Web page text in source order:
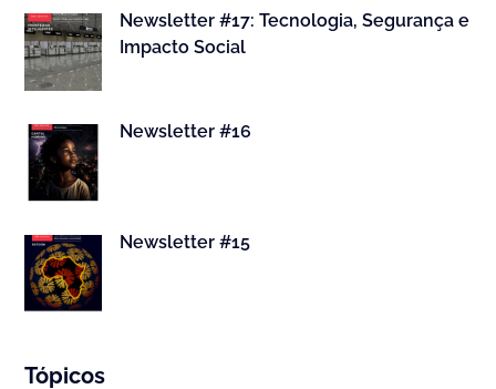
Newsletter #17: Tecnologia, Segurança e
Impacto Social
Newsletter #16
Newsletter #15
Tópicos